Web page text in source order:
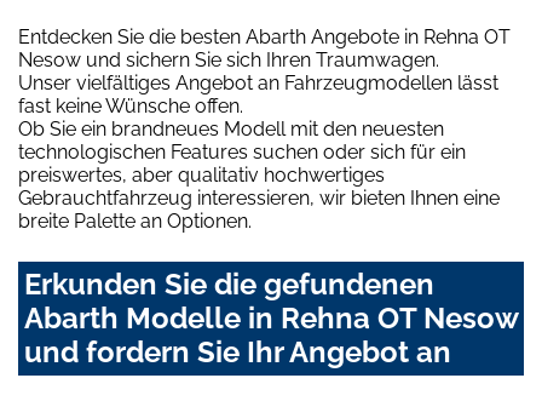
Entdecken Sie die besten Abarth Angebote in Rehna OT
Nesow und sichern Sie sich Ihren Traumwagen.
Unser vielfältiges Angebot an Fahrzeugmodellen lässt
fast keine Wünsche offen.
Ob Sie ein brandneues Modell mit den neuesten
technologischen Features suchen oder sich für ein
preiswertes, aber qualitativ hochwertiges
Gebrauchtfahrzeug interessieren, wir bieten Ihnen eine
breite Palette an Optionen.
Erkunden Sie die gefundenen
Abarth Modelle in Rehna OT Nesow
und fordern Sie Ihr Angebot an